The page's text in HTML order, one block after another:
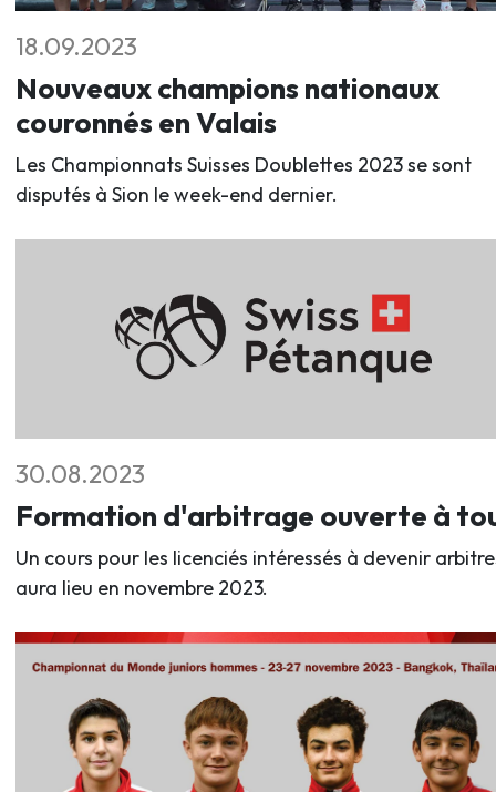
18.09.2023
Nouveaux champions nationaux
couronnés en Valais
Les Championnats Suisses Doublettes 2023 se sont
disputés à Sion le week-end dernier.
30.08.2023
Formation d'arbitrage ouverte à
Un cours pour les licenciés intéressés à devenir
aura lieu en novembre 2023.